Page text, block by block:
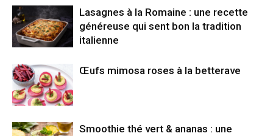
Lasagnes à la Romaine : une recette
généreuse qui sent bon la tradition
italienne
Œufs mimosa roses à la betterave
Smoothie thé vert & ananas : une